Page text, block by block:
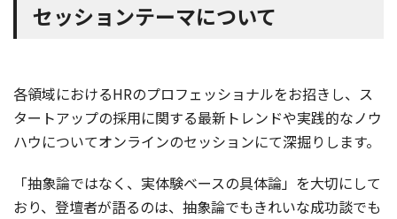
セッションテーマについて
各領域におけるHRのプロフェッショナルをお招きし、ス
タートアップの採用に関する最新トレンドや実践的なノウ
ハウについてオンラインのセッションにて深掘りします。
「抽象論ではなく、実体験ベースの具体論」を大切にして
おり、登壇者が語るのは、抽象論でもきれいな成功談でも